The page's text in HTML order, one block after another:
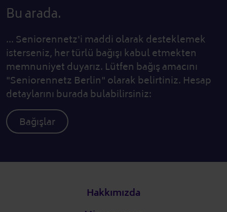
Bu arada.
... Seniorennetz'i maddi olarak desteklemek
isterseniz, her türlü bağışı kabul etmekten
memnuniyet duyarız. Lütfen bağış amacını
"Seniorennetz Berlin" olarak belirtiniz. Hesap
detaylarını burada bulabilirsiniz:
Bağışlar
Hakkımızda